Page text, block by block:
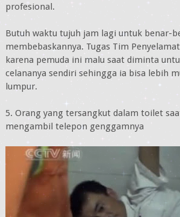
profesional.
Butuh waktu tujuh jam lagi untuk benar-
membebaskannya. Tugas Tim
karena pemuda ini malu saat diminta
celananya sendiri sehingga ia bisa lebih
lumpur.
5. Orang yang tersangkut dalam toilet
mengambil telepon genggamnya